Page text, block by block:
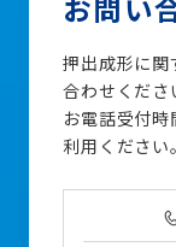
お問い
押出成形に関
合わせくださ
お電話受付
利用ください。